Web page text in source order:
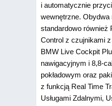
i automatycznie
wewnętrzne. Obydwa
standardowo również
Control z czujnikami z
BMW Live Cockpit
nawigacyjnym i 8,8-
pokładowym oraz
z funkcją Real Time
Usługami Zdalnymi,